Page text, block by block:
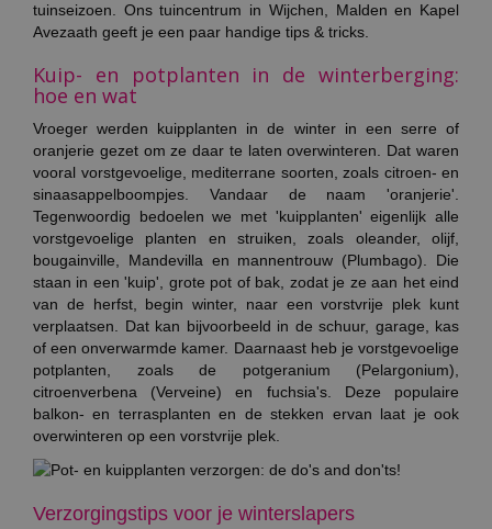
tuinseizoen. Ons tuincentrum in Wijchen, Malden en Kapel
Avezaath geeft je een paar handige tips & tricks.
Kuip- en potplanten in de winterberging:
hoe en wat
Vroeger werden kuipplanten in de winter in een serre of
oranjerie gezet om ze daar te laten overwinteren. Dat waren
vooral vorstgevoelige, mediterrane soorten, zoals citroen- en
sinaasappelboompjes. Vandaar de naam 'oranjerie'.
Tegenwoordig bedoelen we met 'kuipplanten' eigenlijk alle
vorstgevoelige planten en struiken, zoals oleander, olijf,
bougainville, Mandevilla en mannentrouw (Plumbago). Die
staan in een 'kuip', grote pot of bak, zodat je ze aan het eind
van de herfst, begin winter, naar een vorstvrije plek kunt
verplaatsen. Dat kan bijvoorbeeld in de schuur, garage, kas
of een onverwarmde kamer. Daarnaast heb je vorstgevoelige
potplanten, zoals de potgeranium (Pelargonium),
citroenverbena (Verveine) en fuchsia's. Deze populaire
balkon- en terrasplanten en de stekken ervan laat je ook
overwinteren op een vorstvrije plek.
Verzorgingstips voor je winterslapers